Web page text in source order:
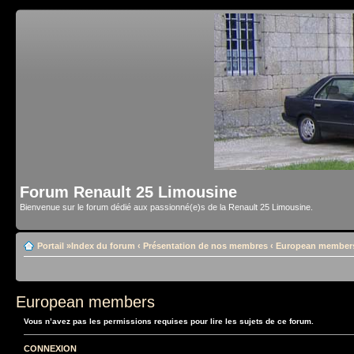
Forum Renault 25 Limousine
Bienvenue sur le forum dédié aux passionné(e)s de la Renault 25 Limousine.
Portail »Index du forum ‹ Présentation de nos membres ‹ European
European members
Vous n’avez pas les permissions requises pour lire les sujets de ce forum.
CONNEXION